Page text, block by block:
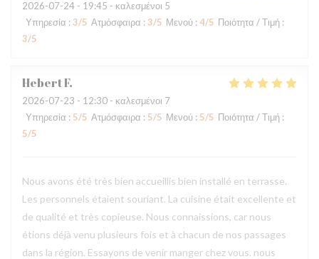
2026-07-24 - 19:45 - καλεσμένοι 5
Υπηρεσία : 3/5 Ατμόσφαιρα : 3/5 Μενού : 4/5 Ποιότητα / Τιμή :
3/5
HebertF
2026-07-23 - 12:30 - καλεσμένοι 7
Υπηρεσία : 5/5 Ατμόσφαιρα : 5/5 Μενού : 5/5 Ποιότητα / Τιμή :
5/5
Nous avons été très bien accueillis bien installé en terrasse.
Les personnels étaient souriant. La cuisine était excellente et
de qualité et très copieuse. Nous connaissions, car nous
étions déjà venu plusieurs fois et à chacun de nos passages
dans la région. Essayons de venir manger chez vous. nous